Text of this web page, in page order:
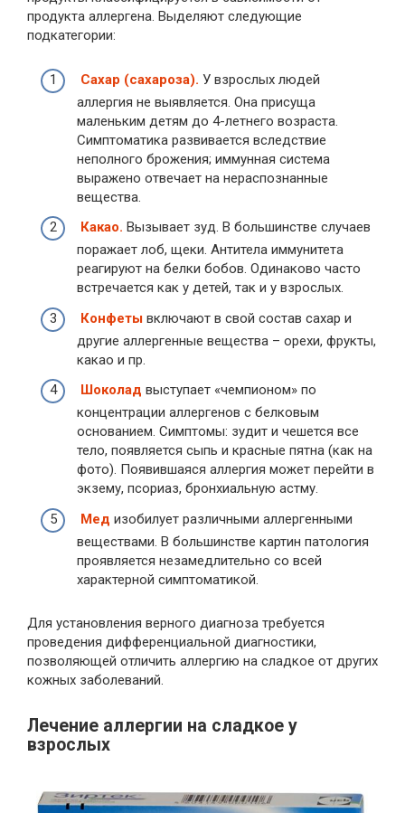
продукта аллергена. Выделяют следующие
подкатегории:
Сахар (сахароза). У взрослых людей
аллергия не выявляется. Она присуща
маленьким детям до 4-летнего возраста.
Симптоматика развивается вследствие
неполного брожения; иммунная система
выражено отвечает на нераспознанные
вещества.
Какао. Вызывает зуд. В большинстве случаев
поражает лоб, щеки. Антитела иммунитета
реагируют на белки бобов. Одинаково часто
встречается как у детей, так и у взрослых.
Конфеты включают в свой состав сахар и
другие аллергенные вещества – орехи, фрукты,
какао и пр.
Шоколад выступает «чемпионом» по
концентрации аллергенов с белковым
основанием. Симптомы: зудит и чешется все
тело, появляется сыпь и красные пятна (как на
фото). Появившаяся аллергия может перейти в
экзему, псориаз, бронхиальную астму.
Мед изобилует различными аллергенными
веществами. В большинстве картин патология
проявляется незамедлительно со всей
характерной симптоматикой.
Для установления верного диагноза требуется
проведения дифференциальной диагностики,
позволяющей отличить аллергию на сладкое от других
кожных заболеваний.
Лечение аллергии на сладкое у
взрослых